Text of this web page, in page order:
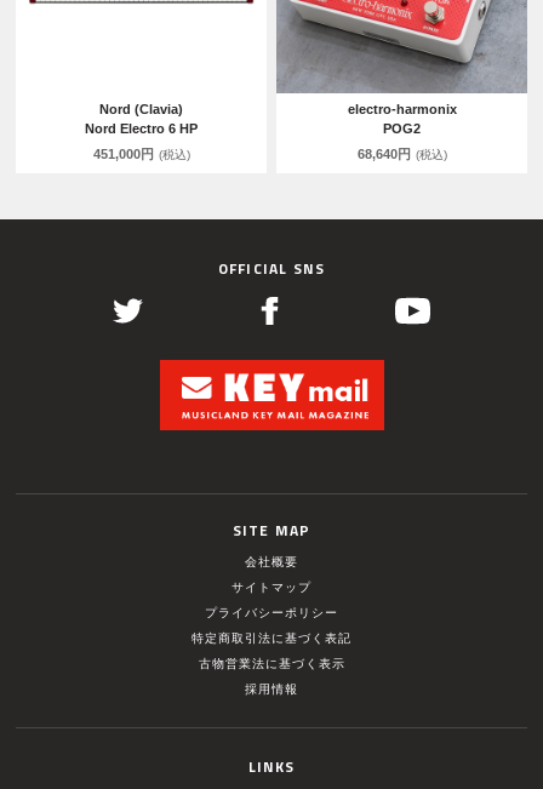
Nord (Clavia)
Nord Electro 6 HP
451,000円 (税込)
electro-harmonix
POG2
68,640円 (税込)
OFFICIAL SNS
SITE MAP
会社概要
サイトマップ
プライバシーポリシー
特定商取引法に基づく表記
古物営業法に基づく表示
採用情報
LINKS